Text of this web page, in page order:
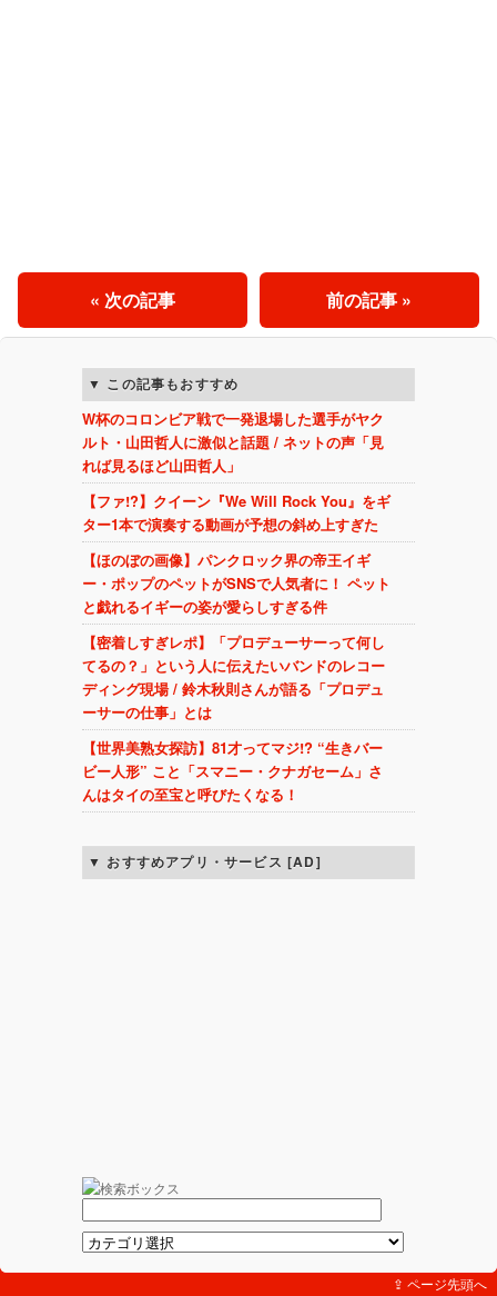
前の記事 »
« 次の記事
この記事もおすすめ
W杯のコロンビア戦で一発退場した選手がヤク
ルト・山田哲人に激似と話題 / ネットの声「見
れば見るほど山田哲人」
【ファ!?】クイーン『We Will Rock You』をギ
ター1本で演奏する動画が予想の斜め上すぎた
【ほのぼの画像】パンクロック界の帝王イギ
ー・ポップのペットがSNSで人気者に！ ペット
と戯れるイギーの姿が愛らしすぎる件
【密着しすぎレポ】「プロデューサーって何し
てるの？」という人に伝えたいバンドのレコー
ディング現場 / 鈴木秋則さんが語る「プロデュ
ーサーの仕事」とは
【世界美熟女探訪】81才ってマジ!? “生きバー
ビー人形” こと「スマニー・クナガセーム」さ
んはタイの至宝と呼びたくなる！
おすすめアプリ・サービス [AD]
⇪ ページ先頭へ